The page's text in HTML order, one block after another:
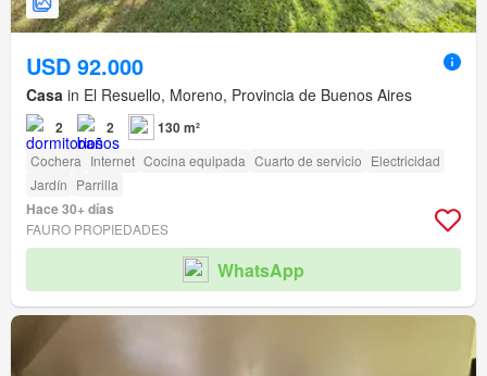
USD 92.000
Casa in El Resuello, Moreno, Provincia de Buenos Aires
2 2 130 m²
Cochera Internet Cocina equipada Cuarto de servicio Electricidad
Jardín Parrilla
Hace 30+ días
FAURO PROPIEDADES
WhatsApp